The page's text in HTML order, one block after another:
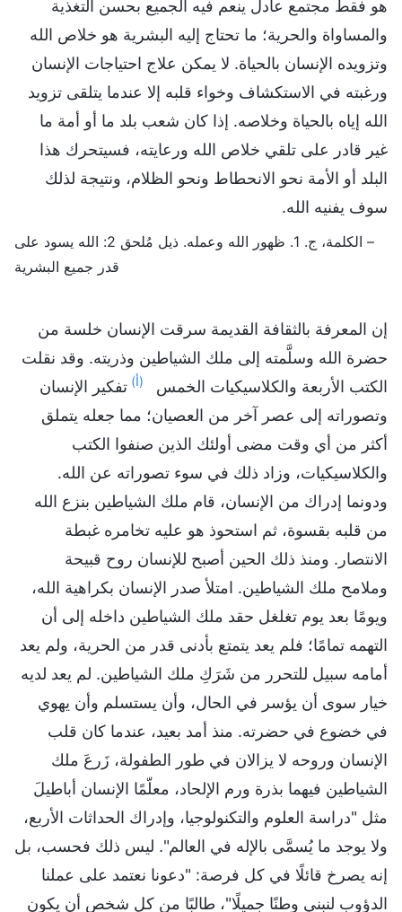
هو فقط مجتمع عادل ينعم فيه الجميع بحسن التغذية
والمساواة والحرية؛ ما تحتاج إليه البشرية هو خلاص الله
وتزويده الإنسان بالحياة. لا يمكن علاج احتياجات الإنسان
ورغبته في الاستكشاف وخواء قلبه إلا عندما يتلقى تزويد
الله إياه بالحياة وخلاصه. إذا كان شعب بلد ما أو أمة ما
غير قادر على تلقي خلاص الله ورعايته، فسيتحرك هذا
البلد أو الأمة نحو الانحطاط ونحو الظلام، ونتيجة لذلك
سوف يفنيه الله.
– الكلمة، ج. 1. ظهور الله وعمله. ذيل مُلحق 2: الله يسود على
قدر جميع البشرية
إن المعرفة بالثقافة القديمة سرقت الإنسان خلسة من
حضرة الله وسلَّمته إلى ملك الشياطين وذريته. وقد نقلت
الكتب الأربعة والكلاسيكيات الخمس
(أ) تفكير الإنسان
وتصوراته إلى عصر آخر من العصيان؛ مما جعله يتملق
أكثر من أي وقت مضى أولئك الذين صنفوا الكتب
والكلاسيكيات، وزاد ذلك في سوء تصوراته عن الله.
ودونما إدراك من الإنسان، قام ملك الشياطين بنزع الله
من قلبه بقسوة، ثم استحوذ هو عليه تخامره غبطة
الانتصار. ومنذ ذلك الحين أصبح للإنسان روح قبيحة
وملامح ملك الشياطين. امتلأ صدر الإنسان بكراهية الله،
ويومًا بعد يوم تغلغل حقد ملك الشياطين داخله إلى أن
التهمه تمامًا؛ فلم يعد يتمتع بأدنى قدر من الحرية، ولم يعد
أمامه سبيل للتحرر من شَرَكِ ملك الشياطين. لم يعد لديه
خيار سوى أن يؤسر في الحال، وأن يستسلم وأن يهوي
في خضوع في حضرته. منذ أمد بعيد، عندما كان قلب
الإنسان وروحه لا يزالان في طور الطفولة، زَرعَ ملك
الشياطين فيهما بذرة ورم الإلحاد، معلّمًا الإنسان أباطيلَ
مثل "دراسة العلوم والتكنولوجيا، وإدراك الحداثات الأربع،
ولا يوجد ما يُسمَّى بالإله في العالم". ليس ذلك فحسب، بل
إنه يصرخ قائلًا في كل فرصة: "دعونا نعتمد على عملنا
الدؤوب لنبني وطنًا جميلًا"، طالبًا من كل شخص أن يكون